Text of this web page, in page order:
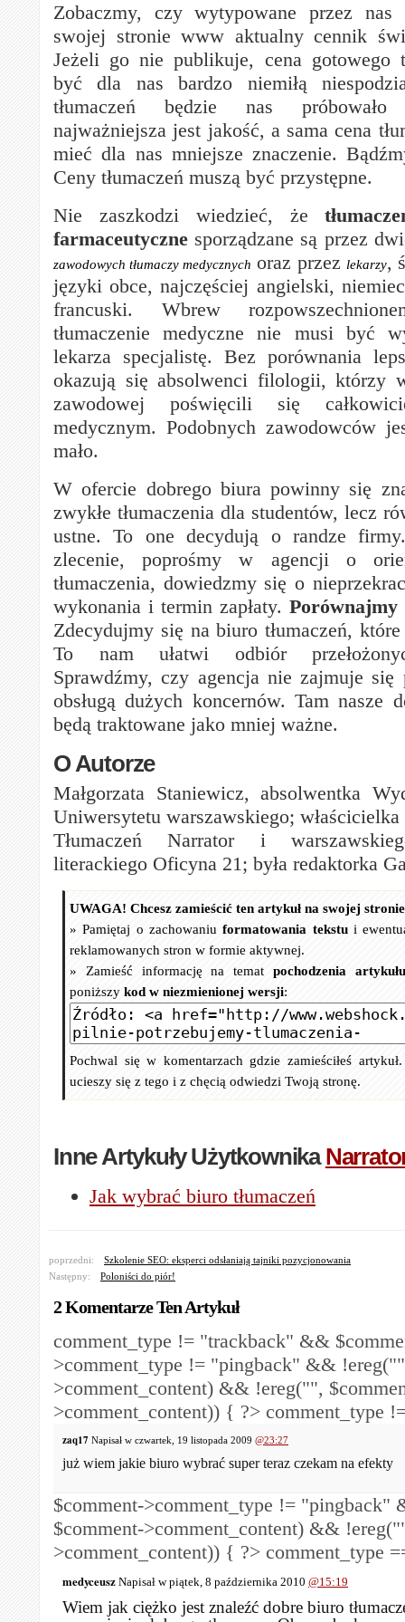
Zobaczmy, czy wytypowane przez nas
swojej stronie www aktualny cennik
Jeżeli go nie publikuje, cena gotowego
być dla nas bardzo niemiłą
tłumaczeń będzie nas
najważniejsza jest jakość, a sama cena
mieć dla nas mniejsze znaczenie.
Ceny tłumaczeń muszą być przystępne.
Nie zaszkodzi wiedzieć, że
farmaceutyczne sporządzane są przez
zawodowych tłumaczy medycznych oraz przez lekarzy,
języki obce, najczęściej angielski,
francuski. Wbrew
tłumaczenie medyczne nie musi być
lekarza specjalistę. Bez porównania
okazują się absolwenci filologii, którzy
zawodowej poświęcili się
medycznym. Podobnych zawodowców
mało.
W ofercie dobrego biura powinny się
zwykłe tłumaczenia dla studentów, lecz
ustne. To one decydują o randze
zlecenie, poprośmy w agencji o
tłumaczenia, dowiedzmy się o
wykonania i termin zapłaty.
Zdecydujmy się na biuro tłumaczeń,
To nam ułatwi odbiór
Sprawdźmy, czy agencja nie zajmuje się
obsługą dużych koncernów. Tam nasze
będą traktowane jako mniej ważne.
O Autorze
Małgorzata Staniewicz, absolwentka
Uniwersytetu warszawskiego;
Tłumaczeń Narrator i
literackiego Oficyna 21; była redaktorka
UWAGA! Chcesz zamieścić ten artykuł na swojej
» Pamiętaj o zachowaniuformatowania tekstui
reklamowanych stron w formie aktywnej.
» Zamieść informację na temat pochodzenia artykułu
poniższy kod w niezmienionej wersji:
Pochwal się w komentarzach gdzie zamieściłeś
ucieszy się z tego i z chęcią odwiedzi Twoją stronę.
Inne Artykuły Użytkownika
Jak wybrać biuro tłumaczeń
poprzedni:
Szkolenie SEO: eksperci odsłaniają tajniki pozycjonowania
Następny:
Poloniści do piór!
2 Komentarze Ten Artykuł
comment_type != "trackback" &&
>comment_type != "pingback" && !ereg("
>comment_content) && !ereg("",
>comment_content)) { ?>
zaq17 Napisał w czwartek, 19 listopada 2009 @23:27
już wiem jakie biuro wybrać super teraz czekam na efekty
comment_type
$comment->comment_type != "pingback"
$comment->comment_content) && !ereg("
>comment_content)) { ?>
medyceusz Napisał w piątek, 8 października 2010 @15:19
Wiem jak ciężko jest znaleźć dobre biuro
comment_type